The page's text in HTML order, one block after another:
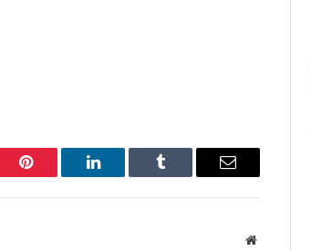
Pinterest LinkedIn Tumblr Email
Website